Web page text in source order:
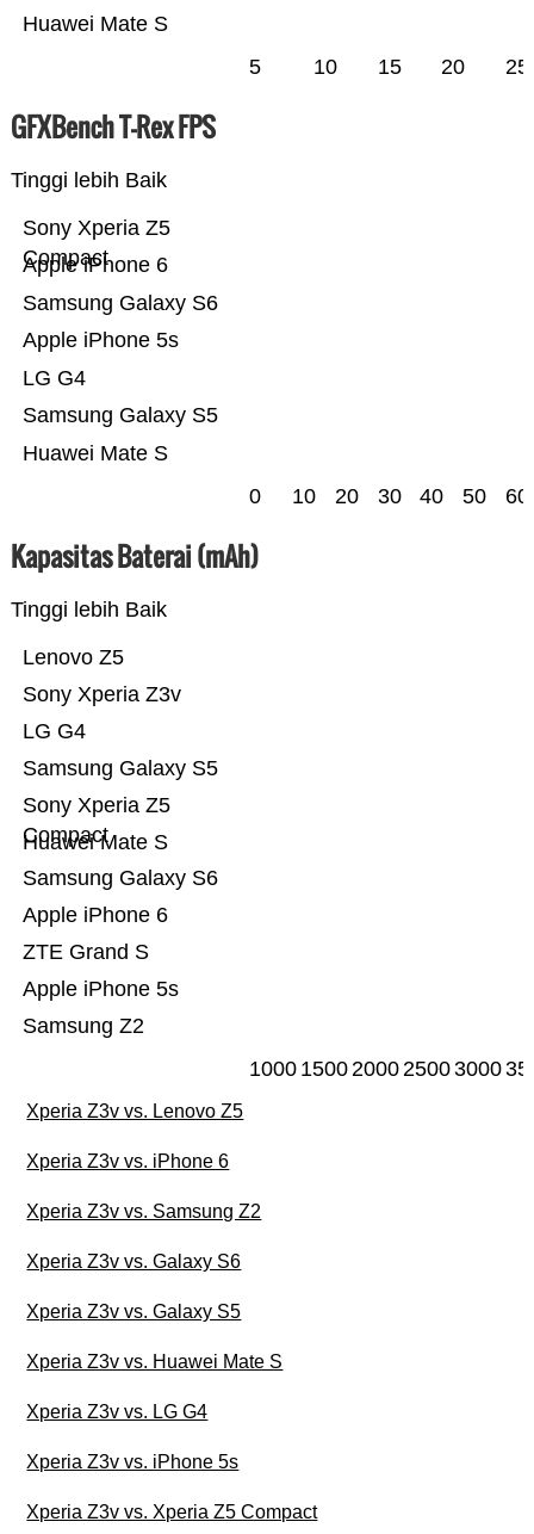
Huawei Mate S
5 10 15 20 25
GFXBench T-Rex FPS
Tinggi lebih Baik
Huawei Mate S
Samsung Galaxy S5
LG G4
Apple iPhone 5s
Samsung Galaxy S6
Apple iPhone 6
Sony Xperia Z5
Compact
0 10 20 30 40 50 60
Kapasitas Baterai (mAh)
Tinggi lebih Baik
Samsung Z2
Apple iPhone 5s
ZTE Grand S
Apple iPhone 6
Samsung Galaxy S6
Huawei Mate S
Sony Xperia Z5
Compact
Samsung Galaxy S5
LG G4
Sony Xperia Z3v
Lenovo Z5
1000 1500200025003000
Xperia Z3v vs. Lenovo Z5
Xperia Z3v vs. iPhone 6
Xperia Z3v vs. Samsung Z2
Xperia Z3v vs. Galaxy S6
Xperia Z3v vs. Galaxy S5
Xperia Z3v vs. Huawei Mate S
Xperia Z3v vs. LG G4
Xperia Z3v vs. iPhone 5s
Xperia Z3v vs. Xperia Z5 Compact